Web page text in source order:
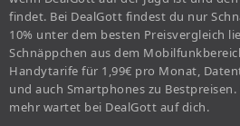
findet. Bei DealGott findest du nur
10% unter dem besten Preisvergleich
Schnäppchen aus dem
Handytarife für 1,99€ pro Monat,
und auch Smartphones zu
mehr wartet bei DealGott auf dich.